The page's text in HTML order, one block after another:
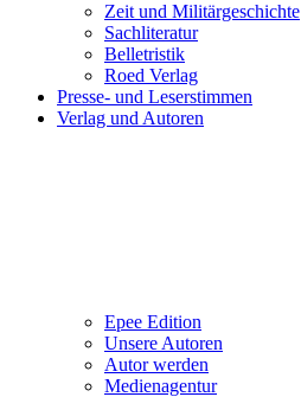
Zeit und Militärgeschichte
Sachliteratur
Belletristik
Roed Verlag
Presse- und Leserstimmen
Verlag und Autoren
Epee Edition
Unsere Autoren
Autor werden
Medienagentur